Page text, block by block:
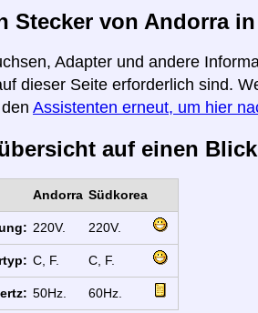
Stecker von Andorra
Adapter und andere
dieser Seite erforderlich sind.
Assistenten erneut, um hier
auf einen Blick
Andorra Südkorea
220V. 220V.
C, F. C, F.
50Hz. 60Hz.